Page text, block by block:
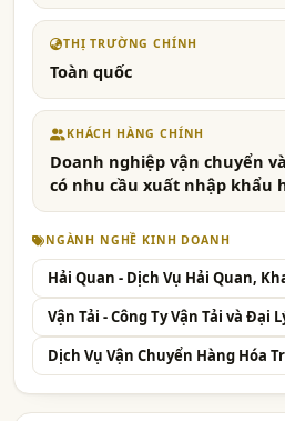
THỊ TRƯỜNG CHÍNH
Toàn quốc
KHÁCH HÀNG CHÍNH
Doanh nghiệp vận chuyển
có nhu cầu xuất nhập khẩu
NGÀNH NGHỀ KINH DOANH
Hải Quan - Dịch Vụ Hải Quan,
Vận Tải - Công Ty Vận Tải và Đại
Dịch Vụ Vận Chuyển Hàng Hóa